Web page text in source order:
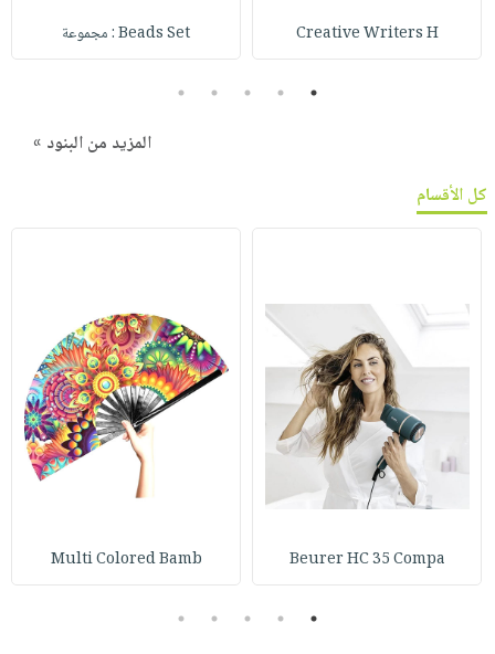
Creative Writers H Beads Set : مجموعة
1
2
3
4
5
المزيد من البنود »
كل الأقسام
Beurer HC 35 Compa
Multi Colored Bamb
1
2
3
4
5